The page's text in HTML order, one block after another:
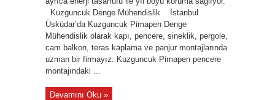
Kuzguncuk Denge Mühendislik İstanbul
Üsküdar’da Kuzguncuk Pimapen Denge
Mühendislik olarak kapı, pencere, sineklik, pergole,
cam balkon, teras kaplama ve panjur montajlarında
uzman bir firmayız. Kuzguncuk Pimapen pencere
montajındaki ...
Devamını Oku »